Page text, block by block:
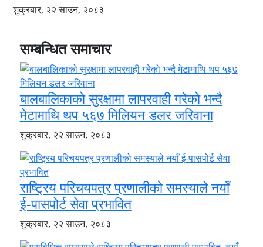
शुक्रबार, २२ साउन, २०८३
सम्बन्धित समाचार
बालबालिकाको सुरक्षामा लापरवाही गरेको भन्दै
मेटामाथि थप ५६७ मिलियन डलर जरिवाना
शुक्रबार, २२ साउन, २०८३
राष्ट्रिय परिचयपत्र प्रणालीको समस्याले नयाँ
ई-पासपोर्ट सेवा प्रभावित
शुक्रबार, २२ साउन, २०८३